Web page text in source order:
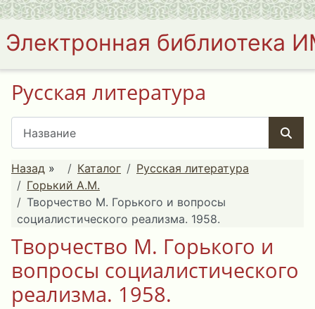
Электронная библиотека
Русская литература
Назад » Каталог
Русская литература
Горький А.М.
Творчество М. Горького и вопросы
социалистического реализма. 1958.
Творчество М. Горького и
вопросы социалистического
реализма. 1958.